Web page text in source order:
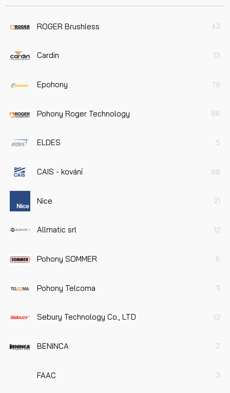
ROGER Brushless 43
Cardin 13
Epohony 79
Pohony Roger Technology 86
ELDES 5
CAIS - kování 88
Nice 21
Allmatic srl 12
Pohony SOMMER 6
Pohony Telcoma 11
Sebury Technology Co., LTD 13
BENINCA 2
FAAC 3